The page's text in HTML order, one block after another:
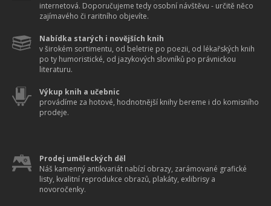
internetová. Doporučujeme tedy osobní návštěvu - určitě něco
zajímavého či raritního objevíte.
Nabídka starých i novějších knih
v širokém sortimentu, od beletrie po poezii, od lékařských knih
po ty humoristické, od jazykových slovníků po právnickou
literaturu.
Výkup knih a učebnic
provádíme za hotové, hodnotnější knihy bereme i do komisního
prodeje.
Prodej uměleckých děl
Náš kamenný antikvariát nabízí obrazy, zarámované grafické
listy, kvalitní reprodukce obrazů, plakáty, exlibrisy a
novoročenky.